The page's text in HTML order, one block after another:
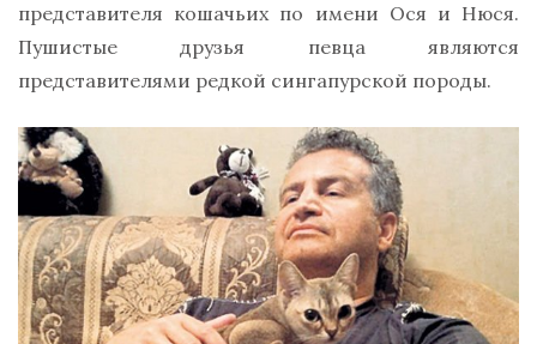
представителя кошачьих по имени Ося и Нюся.
Пушистые друзья певца являются
представителями редкой сингапурской породы.